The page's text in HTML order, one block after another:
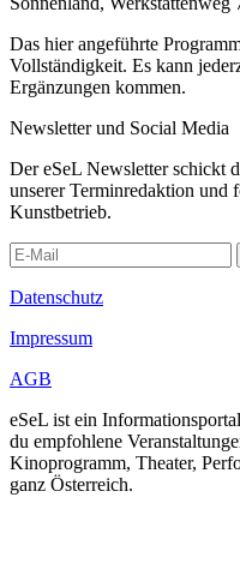
Das hier angeführte
Vollständigkeit. Es kann
Ergänzungen kommen.
Newsletter und Social Media
Der eSeL Newsletter schickt
unserer Terminredaktion und
Kunstbetrieb.
Datenschutz
Impressum
AGB
eSeL ist ein
du empfohlene
Kinoprogramm, Theater,
ganz Österreich.